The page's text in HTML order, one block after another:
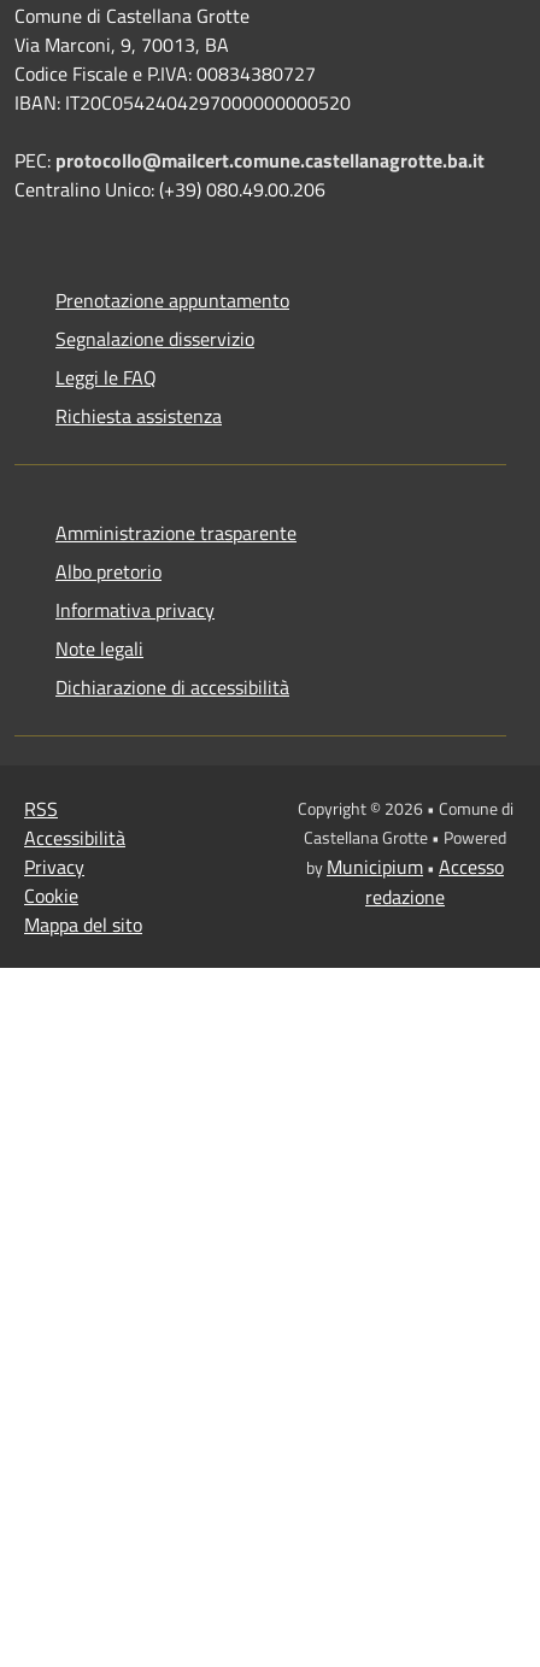
Comune di Castellana Grotte
Via Marconi, 9, 70013, BA
Codice Fiscale e P.IVA: 00834380727
IBAN: IT20C0542404297000000000520
PEC: protocollo@mailcert.comune.castellanagrotte.ba.it
Centralino Unico: (+39) 080.49.00.206
Prenotazione appuntamento
Segnalazione disservizio
Leggi le FAQ
Richiesta assistenza
Amministrazione trasparente
Albo pretorio
Informativa privacy
Note legali
Dichiarazione di accessibilità
RSS
Accessibilità
Privacy
Cookie
Mappa del sito
Copyright © 2026 • Comune di
Castellana Grotte • Powered
byMunicipium• Accesso
redazione